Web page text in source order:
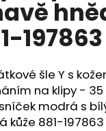
197863
šle Y s
na klipy -
modrá s
kůže 881-197863
KŮŽE